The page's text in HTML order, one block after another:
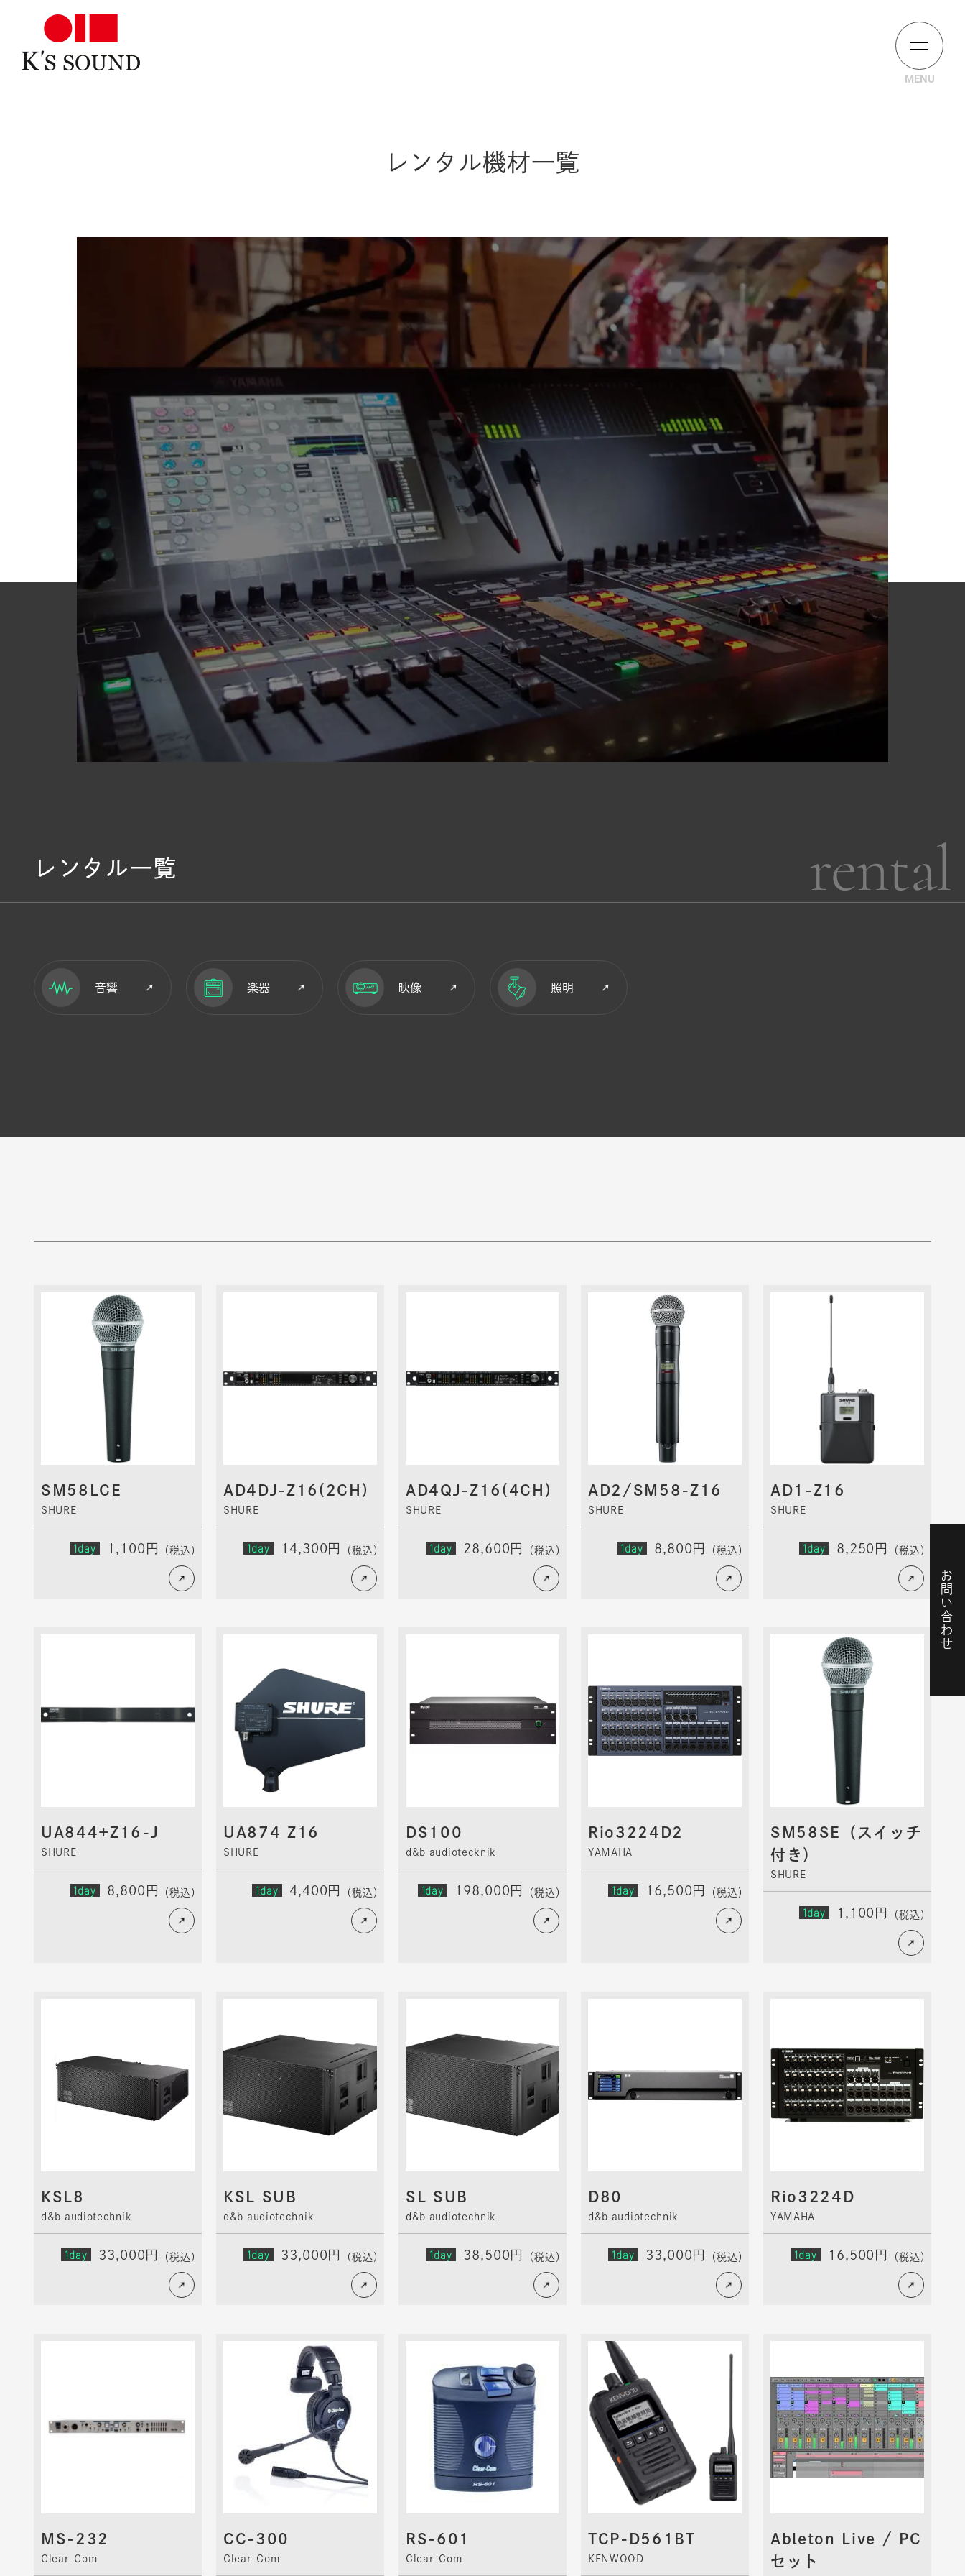
お問い合わせ
レンタル機材一覧
レンタル一覧 rental
音響 楽器 映像 照明
SM58LCE
SHURE
1day 1,100円 （税込）
AD4DJ-Z16(2CH)
SHURE
1day 14,300円 （税込）
AD4QJ-Z16(4CH)
SHURE
1day 28,600円 （税込）
AD2/SM58-Z16
SHURE
1day 8,800円 （税込）
AD1-Z16
SHURE
1day 8,250円 （税込）
UA844+Z16-J
SHURE
1day 8,800円 （税込）
UA874 Z16
SHURE
1day 4,400円 （税込）
DS100
d&b audiotecknik
1day 198,000円 （税込）
Rio3224D2
YAMAHA
1day 16,500円 （税込）
SM58SE（スイッチ
付き）
SHURE
1day 1,100円 （税込）
KSL8
d&b audiotechnik
1day 33,000円 （税込）
KSL SUB
d&b audiotechnik
1day 33,000円 （税込）
SL SUB
d&b audiotechnik
1day 38,500円 （税込）
D80
d&b audiotechnik
1day 33,000円 （税込）
Rio3224D
YAMAHA
1day 16,500円 （税込）
MS-232
Clear-Com
CC-300
Clear-Com
RS-601
Clear-Com
TCP-D561BT
KENWOOD
Ableton Live / PC
セット